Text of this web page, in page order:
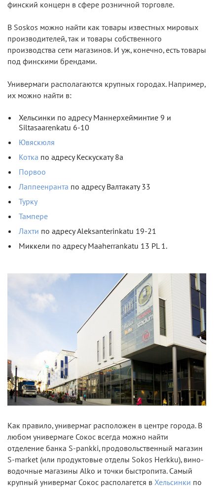
финский концерн в сфере розничной торговле.
В Soskos можно найти как товары известных мировых
производителей, так и товары собственного
производства сети магазинов. И уж, конечно, есть товары
под финскими брендами.
Универмаги располагаются крупных городах. Например,
их можно найти в:
Хельсинки по адресу Маннерхейминтие 9 и
Siltasaarenkatu 6-10
Ювяскюля
Котка по адресу Кескускату 8а
Порвоо
Лаппеенранта по адресу Валтакату 33
Турку
Тампере
Лахти по адресу Aleksanterinkatu 19-21
Миккели по адресу Maaherrankatu 13 PL 1.
Как правило, универмаг расположен в центре города. В
любом универмаге Сокос всегда можно найти
отделение банка S-pankki, продовольственный магазин
S-market (или продуктовые отделы Sokos Herkku), вино-
водочные магазины Alko и точки быстропита. Самый
крупный универмаг Сокос располагется в Хельсинки по